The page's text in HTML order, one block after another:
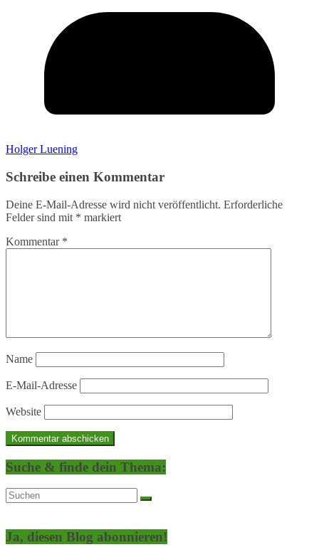
Holger Luening
Schreibe einen Kommentar
Deine E-Mail-Adresse wird nicht veröffentlicht. Erforderliche
Felder sind mit * markiert
Kommentar *
Name
E-Mail-Adresse
Website
Suche & finde dein Thema:
Ja, diesen Blog abonnieren!